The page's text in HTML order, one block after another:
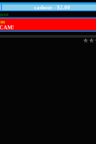
cashout - $2.00